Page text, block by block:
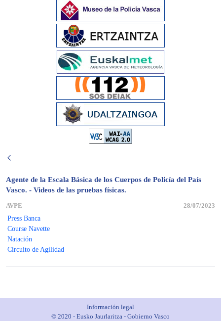
Agente de la Escala Básica de los Cuerpos de Policía del País
Vasco. - Videos de las pruebas físicas.
AVPE
28/07/2023
Press Banca
Course Navette
Natación
Circuito de Agilidad
Información legal
© 2020 - Eusko Jaurlaritza - Gobierno Vasco